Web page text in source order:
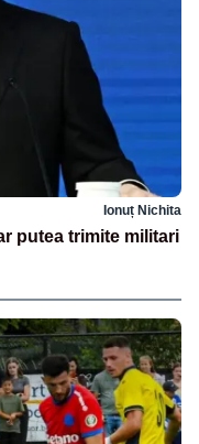
Ionuț Nichita
putea trimite militari